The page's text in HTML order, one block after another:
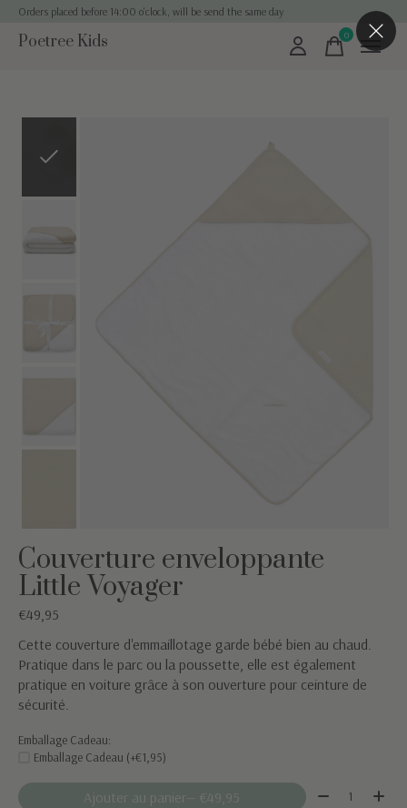
Orders placed before 14:00 o'clock, will be send the same day
Poetree Kids 0items
Couverture enveloppante
Little Voyager
€49,95
Cette couverture d'emmaillotage garde bébé bien au chaud.
Pratique dans le parc ou la poussette, elle est également
pratique en voiture grâce à son ouverture pour ceinture de
sécurité.
Emballage Cadeau:
Emballage Cadeau (+€1,95)
Ajouter au panier — €49,95 Quantité: